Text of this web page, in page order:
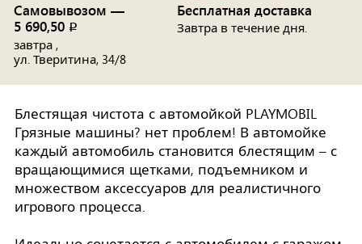
Самовывозом —
5 690,50 p
завтра ,
ул. Тверитина, 34/8
Бесплатная доставка
Завтра в течение дня.
Блестящая чистота с автомойкой PLAYMOBIL
Грязные машины? нет проблем! В автомойке
каждый автомобиль становится блестящим – с
вращающимися щетками, подъемником и
множеством аксессуаров для реалистичного
игрового процесса.